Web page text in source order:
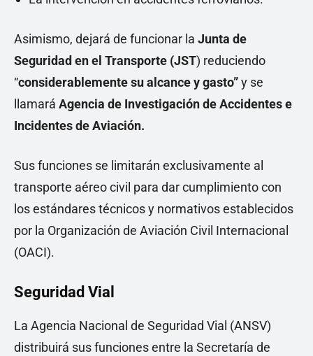
Asimismo, dejará de funcionar la Junta de
Seguridad en el Transporte (JST) reduciendo
“considerablemente su alcance y gasto”y se
llamará Agencia de Investigación de Accidentes e
Incidentes de Aviación.
Sus funciones se limitarán exclusivamente al
transporte aéreo civil para dar cumplimiento con
los estándares técnicos y normativos establecidos
por la Organización de Aviación Civil Internacional
(OACI).
Seguridad Vial
La Agencia Nacional de Seguridad Vial (ANSV)
distribuirá sus funciones entre la Secretaría de